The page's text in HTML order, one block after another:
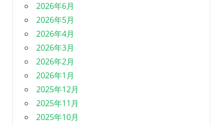
2026年6月
2026年5月
2026年4月
2026年3月
2026年2月
2026年1月
2025年12月
2025年11月
2025年10月